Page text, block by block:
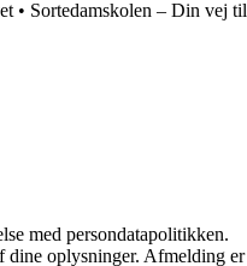
• Sortedamskolen – Din vej
med persondatapolitikken.
oplysninger. Afmelding